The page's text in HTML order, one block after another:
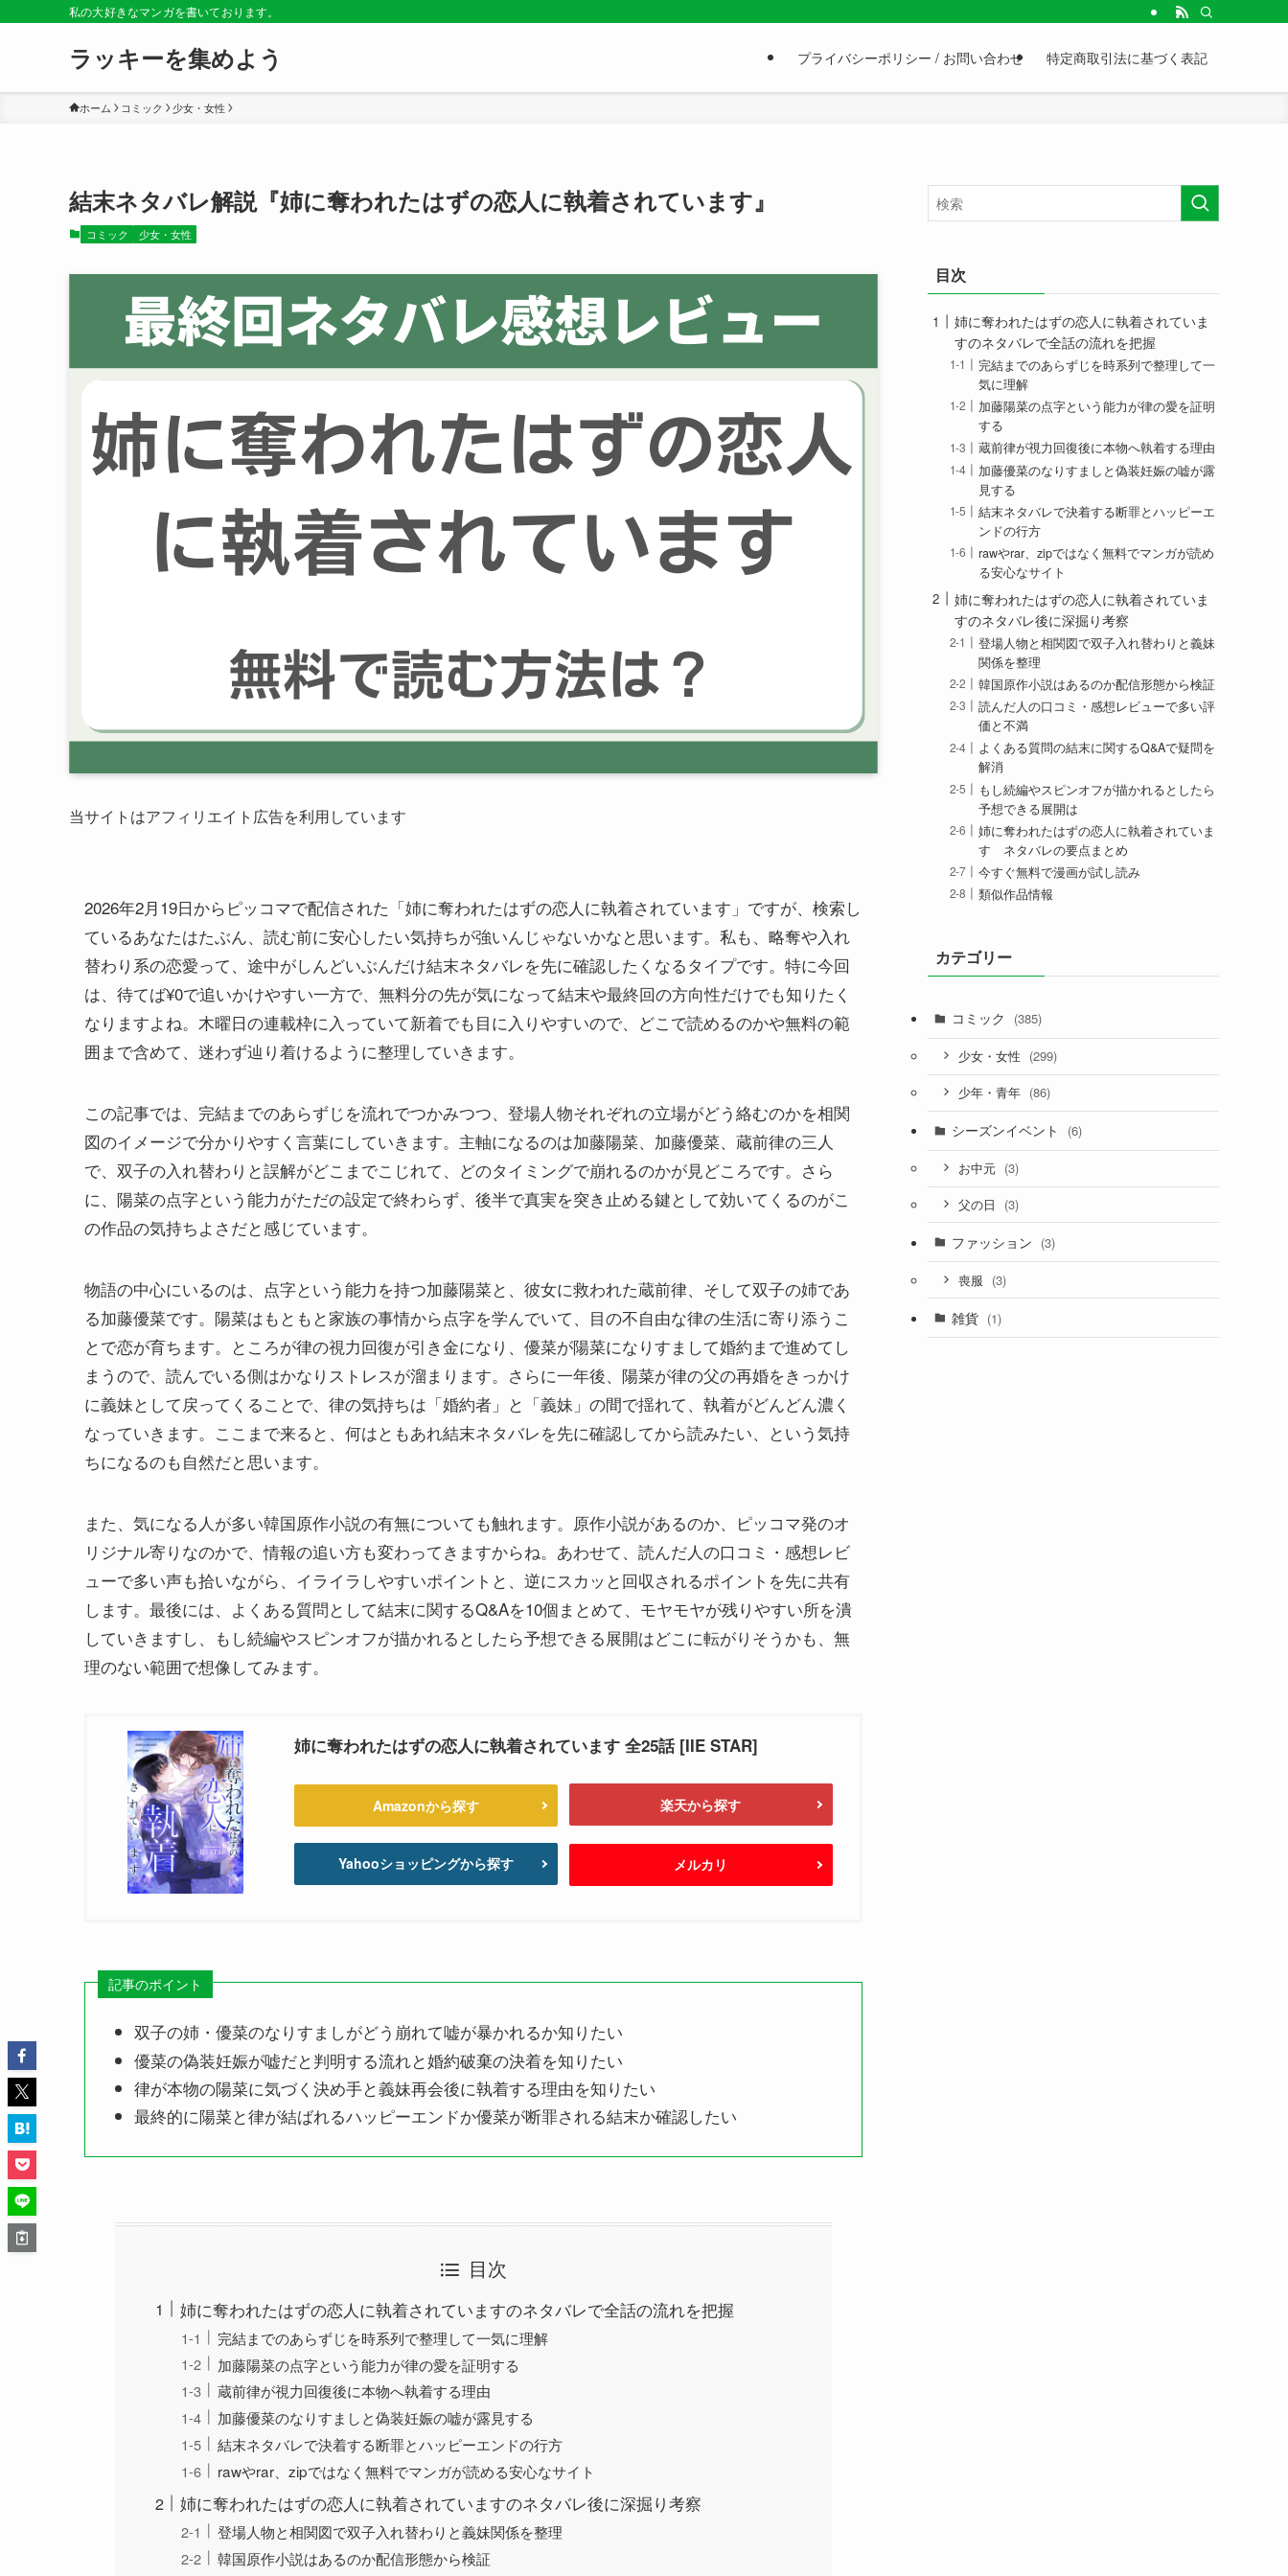
私の大好きなマンガを書いております。
ラッキーを集めよう プライバシーポリシー / お問い合わせ 特定商取引法に基づく表記
ホーム コミック 少女・女性
結末ネタバレ解説『姉に奪われたはずの恋人に執着されています』
コミック 少女・女性
当サイトはアフィリエイト広告を利用しています
2026年2月19日からピッコマで配信された「姉に奪われたはずの恋人に執着されています」ですが、検索し
ているあなたはたぶん、読む前に安心したい気持ちが強いんじゃないかなと思います。私も、略奪や入れ
替わり系の恋愛って、途中がしんどいぶんだけ結末ネタバレを先に確認したくなるタイプです。特に今回
は、待てば¥0で追いかけやすい一方で、無料分の先が気になって結末や最終回の方向性だけでも知りたく
なりますよね。木曜日の連載枠に入っていて新着でも目に入りやすいので、どこで読めるのかや無料の範
囲まで含めて、迷わず辿り着けるように整理していきます。
この記事では、完結までのあらずじを流れでつかみつつ、登場人物それぞれの立場がどう絡むのかを相関
図のイメージで分かりやすく言葉にしていきます。主軸になるのは加藤陽菜、加藤優菜、蔵前律の三人
で、双子の入れ替わりと誤解がどこまでこじれて、どのタイミングで崩れるのかが見どころです。さら
に、陽菜の点字という能力がただの設定で終わらず、後半で真実を突き止める鍵として効いてくるのがこ
の作品の気持ちよさだと感じています。
物語の中心にいるのは、点字という能力を持つ加藤陽菜と、彼女に救われた蔵前律、そして双子の姉であ
る加藤優菜です。陽菜はもともと家族の事情から点字を学んでいて、目の不自由な律の生活に寄り添うこ
とで恋が育ちます。ところが律の視力回復が引き金になり、優菜が陽菜になりすまして婚約まで進めてし
まうので、読んでいる側はかなりストレスが溜まります。さらに一年後、陽菜が律の父の再婚をきっかけ
に義妹として戻ってくることで、律の気持ちは「婚約者」と「義妹」の間で揺れて、執着がどんどん濃く
なっていきます。ここまで来ると、何はともあれ結末ネタバレを先に確認してから読みたい、という気持
ちになるのも自然だと思います。
また、気になる人が多い韓国原作小説の有無についても触れます。原作小説があるのか、ピッコマ発のオ
リジナル寄りなのかで、情報の追い方も変わってきますからね。あわせて、読んだ人の口コミ・感想レビ
ューで多い声も拾いながら、イライラしやすいポイントと、逆にスカッと回収されるポイントを先に共有
します。最後には、よくある質問として結末に関するQ&Aを10個まとめて、モヤモヤが残りやすい所を潰
していきますし、もし続編やスピンオフが描かれるとしたら予想できる展開はどこに転がりそうかも、無
理のない範囲で想像してみます。
姉に奪われたはずの恋人に執着されています 全25話 [IIE STAR]
Amazonから探す 楽天から探す
Yahooショッピングから探す メルカリ
記事のポイント
双子の姉・優菜のなりすましがどう崩れて嘘が暴かれるか知りたい
優菜の偽装妊娠が嘘だと判明する流れと婚約破棄の決着を知りたい
律が本物の陽菜に気づく決め手と義妹再会後に執着する理由を知りたい
最終的に陽菜と律が結ばれるハッピーエンドか優菜が断罪される結末か確認したい
目次
姉に奪われたはずの恋人に執着されていますのネタバレで全話の流れを把握
完結までのあらずじを時系列で整理して一気に理解
加藤陽菜の点字という能力が律の愛を証明する
蔵前律が視力回復後に本物へ執着する理由
加藤優菜のなりすましと偽装妊娠の嘘が露見する
結末ネタバレで決着する断罪とハッピーエンドの行方
rawやrar、zipではなく無料でマンガが読める安心なサイト
姉に奪われたはずの恋人に執着されていますのネタバレ後に深掘り考察
登場人物と相関図で双子入れ替わりと義妹関係を整理
韓国原作小説はあるのか配信形態から検証
目次
姉に奪われたはずの恋人に執着されていま
すのネタバレで全話の流れを把握
完結までのあらずじを時系列で整理して一
気に理解
加藤陽菜の点字という能力が律の愛を証明
する
蔵前律が視力回復後に本物へ執着する理由
加藤優菜のなりすましと偽装妊娠の嘘が露
見する
結末ネタバレで決着する断罪とハッピーエ
ンドの行方
rawやrar、zipではなく無料でマンガが読め
る安心なサイト
姉に奪われたはずの恋人に執着されていま
すのネタバレ後に深掘り考察
登場人物と相関図で双子入れ替わりと義妹
関係を整理
韓国原作小説はあるのか配信形態から検証
読んだ人の口コミ・感想レビューで多い評
価と不満
よくある質問の結末に関するQ&Aで疑問を
解消
もし続編やスピンオフが描かれるとしたら
予想できる展開は
姉に奪われたはずの恋人に執着されていま
す ネタバレの要点まとめ
今すぐ無料で漫画が試し読み
類似作品情報
カテゴリー
コミック (385)
少女・女性 (299)
少年・青年 (86)
シーズンイベント (6)
お中元 (3)
父の日 (3)
ファッション (3)
喪服 (3)
雑貨 (1)